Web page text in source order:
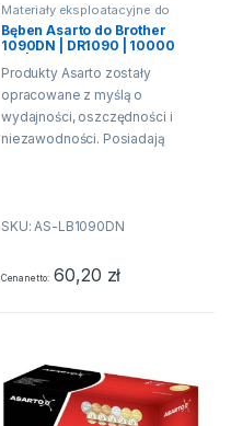
Materiały eksploatacyjne do
drukarek laserowych
Bęben Asarto do Brother
1090DN | DR1090 | 10000
Produkty Asarto zostały
opracowane z myślą o
wydajności, oszczędności i
niezawodności. Posiadają
producenta drukarki. Oznacza
pozwalają na...
SKU: AS-LB1090DN
Cena netto 60,20 zł